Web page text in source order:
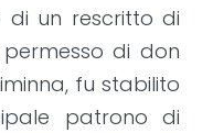
di un rescritto di
di don
fu stabilito
patrono di